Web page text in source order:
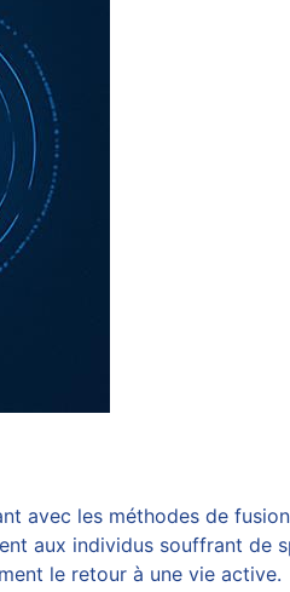
avec les méthodes defusion
aux individus souffrant de
le retour à une vie active.